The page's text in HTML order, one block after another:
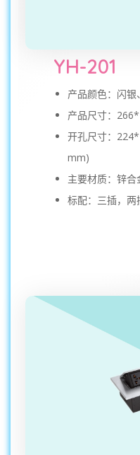
YH-201
产品颜色：闪银
产品尺寸：
开孔尺寸：
mm)
主要材质：锌合
标配：三插，两